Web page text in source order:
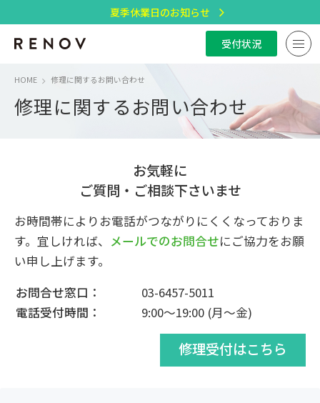
夏季休業日のお知らせ
受付状況
修理に関するお問い合わせ
HOME 修理に関するお問い合わせ
お気軽に
ご質問・ご相談下さいませ
お時間帯によりお電話がつながりにくくなっておりま
す。 宜しければ、 メールでのお問合せにご協力をお願
い申し上げます。
お問合せ窓口：
03-6457-5011
電話受付時間：
9:00～19:00 (月～金)
修理受付はこちら